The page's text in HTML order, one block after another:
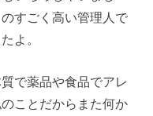
すごく高い管理人で
よ。
で薬品や食品でアレ
ことだからまた何か